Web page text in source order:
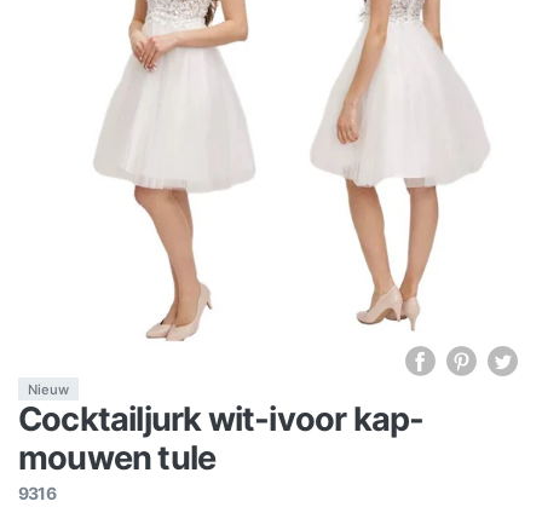
Nieuw
Cocktailjurk wit-ivoor kap-
mouwen tule
9316